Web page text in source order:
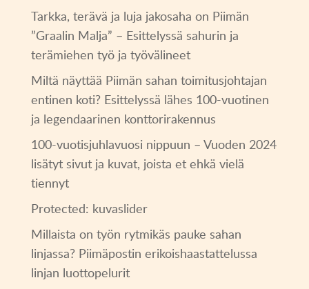
Tarkka, terävä ja luja jakosaha on Piimän
”Graalin Malja” – Esittelyssä sahurin ja
terämiehen työ ja työvälineet
Miltä näyttää Piimän sahan toimitusjohtajan
entinen koti? Esittelyssä lähes 100-vuotinen
ja legendaarinen konttorirakennus
100-vuotisjuhlavuosi nippuun – Vuoden 2024
lisätyt sivut ja kuvat, joista et ehkä vielä
tiennyt
Protected: kuvaslider
Millaista on työn rytmikäs pauke sahan
linjassa? Piimäpostin erikoishaastattelussa
linjan luottopelurit